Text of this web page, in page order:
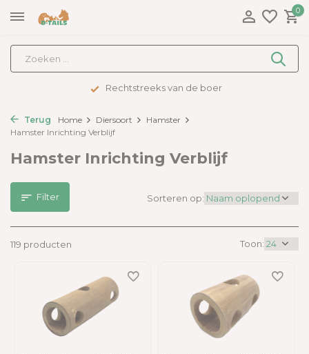
0
Rechtstreeks van de boer
Terug Home Diersoort
Hamster
Hamster Inrichting Verblijf
Hamster Inrichting Verblijf
Filter
119 producten Toon:
Sorteren op: